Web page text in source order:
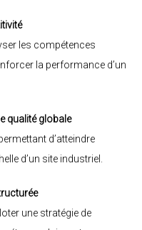
les compétences
la performance d’un
qualité globale
d’atteindre
d’un site industriel.
une stratégie de